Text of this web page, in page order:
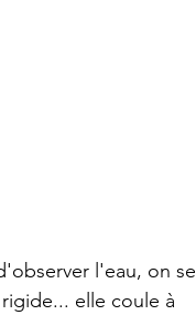
l'eau, on se
elle coule à